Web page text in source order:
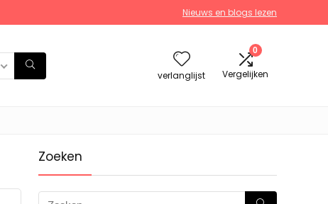
Nieuws en blogs lezen
verlanglijst
0
Vergelijken
Zoeken